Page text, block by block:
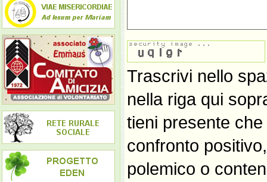
Trascrivi nello
nella riga qui
tieni presente
confronto
polemico o